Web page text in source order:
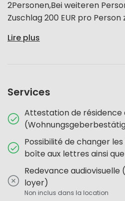
2Personen,Bei weiteren
Zuschlag 200 EUR pro
Lire plus
Services
Attestation de
Possibilité de changer
boîte aux lettres ainsi
Redevance audiovisuelle
loyer)
Non inclus dans la location